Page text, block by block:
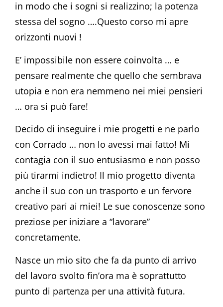
in modo che i sogni si realizzino; la potenza
stessa del sogno ….Questo corso mi apre
orizzonti nuovi !
E’ impossibile non essere coinvolta … e
pensare realmente che quello che sembrava
utopia e non era nemmeno nei miei pensieri
… ora si può fare!
Decido di inseguire i mie progetti e ne parlo
con Corrado … non lo avessi mai fatto! Mi
contagia con il suo entusiasmo e non posso
più tirarmi indietro! Il mio progetto diventa
anche il suo con un trasporto e un fervore
creativo pari ai miei! Le sue conoscenze sono
preziose per iniziare a “lavorare”
concretamente.
Nasce un mio sito che fa da punto di arrivo
del lavoro svolto fin’ora ma è soprattutto
punto di partenza per una attività futura.